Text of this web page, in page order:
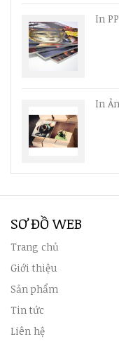
In
In
SƠ ĐỒ WEB
Trang chủ
Giới thiệu
Sản phẩm
Tin tức
Liên hệ